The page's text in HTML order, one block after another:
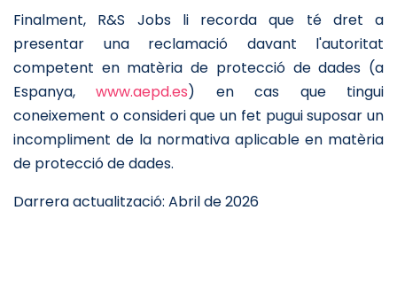
Finalment, R&S Jobs li recorda que té dret a
presentar una reclamació davant l'autoritat
competent en matèria de protecció de dades (a
Espanya,www.aepd.es) en cas que tingui
coneixement o consideri que un fet pugui suposar un
incompliment de la normativa aplicable en matèria
de protecció de dades.
Darrera actualització: Abril de 2026